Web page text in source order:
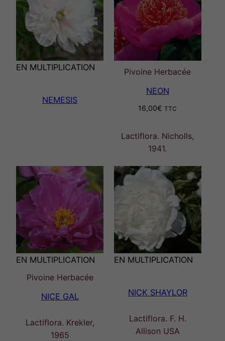
EN MULTIPLICATION
NEMESIS
Pivoine Herbacée
NEON
16,00€ TTC
Lactiflora. Nicholls,
1941.
EN MULTIPLICATION
Pivoine Herbacée
NICE GAL
Lactiflora. Krekler,
1965
EN MULTIPLICATION
NICK SHAYLOR
Lactiflora. F. H.
Allison USA